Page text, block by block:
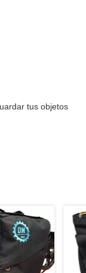
tus objetos